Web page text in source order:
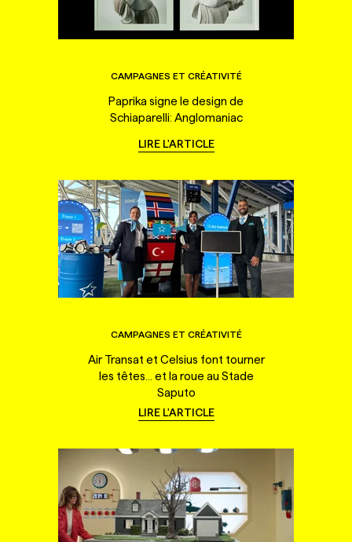
CAMPAGNES ET CRÉATIVITÉ
Paprika signe le design de
Schiaparelli: Anglomaniac
LIRE L'ARTICLE
CAMPAGNES ET CRÉATIVITÉ
Air Transat et Celsius font tourner
les têtes... et la roue au Stade
Saputo
LIRE L'ARTICLE